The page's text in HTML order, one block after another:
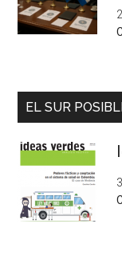
EL SUR